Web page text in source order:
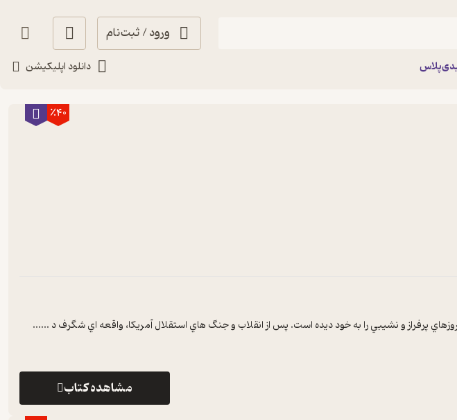
ورود / ثبت‌نام
دانلود اپلیکیشن
٪40
پرفراز و نشيبي را به خود ديده است. پس از انقلاب و جنگ هاي استقلال آمريکا، واقعه اي شگرف د ......
مشاهده کتاب